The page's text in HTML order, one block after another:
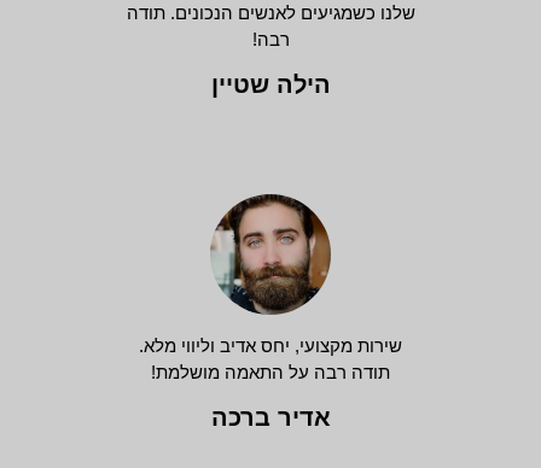
שלנו כשמגיעים לאנשים הנכונים. תודה
רבה!
הילה שטיין
שירות מקצועי, יחס אדיב וליווי מלא.
תודה רבה על התאמה מושלמת!
אדיר ברכה